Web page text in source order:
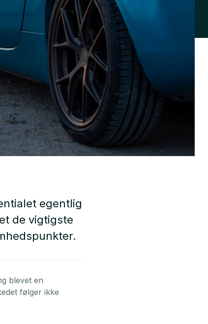
egentlig
de vigtigste
blevet en
følger ikke